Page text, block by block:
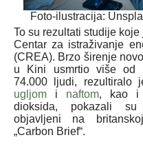
Foto-ilustracija:
To su rezultati studije
Centar za istraživanje
(CREA). Brzo širenje
u Kini usmrtio više od
74.000 ljudi, rezultiralo
ugljom i naftom, kao i
dioksida, pokazali su
objavljeni na
„Carbon Brief“.